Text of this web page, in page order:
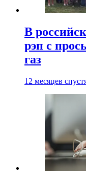
В
рэп с
газ
12 месяцев